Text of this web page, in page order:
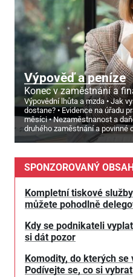
Výpověď a peníze
Konec v zaměstnání a
Výpovědní lhůta a mzda
Jak
dostane?
Evidence na úřadu
měsíci
Nezaměstnanost a
druhého zaměstnání a povinné
SPONZOROVANÝ
Kompletní tiskové
můžete pohodlně
Kdy se podnikateli
si dát pozor
Komodity, do kterých
Podívejte se, co si vybrat